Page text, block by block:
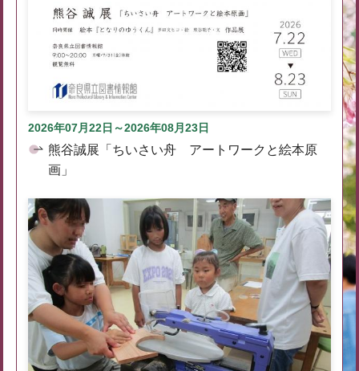
2026年07月22日～2026年08月23日
熊谷誠展「ちいさい舟 アートワークと絵本原
画」